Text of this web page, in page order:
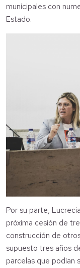
municipales con
Estado.
Por su parte,
próxima cesión de
construcción de
supuesto tres años
parcelas que podían